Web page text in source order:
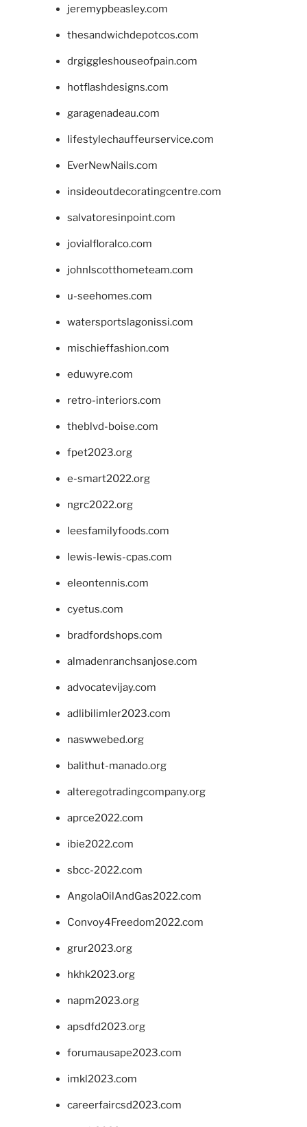
jeremypbeasley.com
thesandwichdepotcos.com
drgiggleshouseofpain.com
hotflashdesigns.com
garagenadeau.com
lifestylechauffeurservice.com
EverNewNails.com
insideoutdecoratingcentre.com
salvatoresinpoint.com
jovialfloralco.com
johnlscotthometeam.com
u-seehomes.com
watersportslagonissi.com
mischieffashion.com
eduwyre.com
retro-interiors.com
theblvd-boise.com
fpet2023.org
e-smart2022.org
ngrc2022.org
leesfamilyfoods.com
lewis-lewis-cpas.com
eleontennis.com
cyetus.com
bradfordshops.com
almadenranchsanjose.com
advocatevijay.com
adlibilimler2023.com
naswwebed.org
balithut-manado.org
alteregotradingcompany.org
aprce2022.com
ibie2022.com
sbcc-2022.com
AngolaOilAndGas2022.com
Convoy4Freedom2022.com
grur2023.org
hkhk2023.org
napm2023.org
apsdfd2023.org
forumausape2023.com
imkl2023.com
careerfaircsd2023.com